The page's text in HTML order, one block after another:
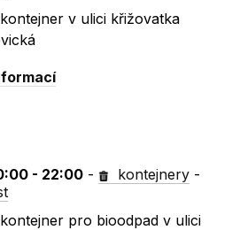
v ulici křižovatka
- 22:00 - kontejnery -
pro bioodpad v ulici